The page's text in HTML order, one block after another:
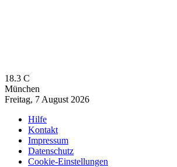
18.3 C
München
Freitag, 7 August 2026
Hilfe
Kontakt
Impressum
Datenschutz
Cookie-Einstellungen